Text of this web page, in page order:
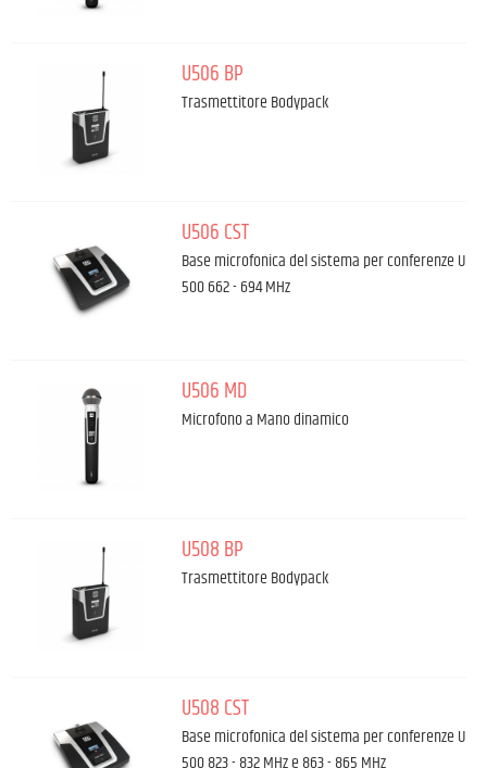
U506 BP
Trasmettitore Bodypack
U506 CST
Base microfonica del sistema per conferenze U
500 662 - 694 MHz
U506 MD
Microfono a Mano dinamico
U508 BP
Trasmettitore Bodypack
U508 CST
Base microfonica del sistema per conferenze U